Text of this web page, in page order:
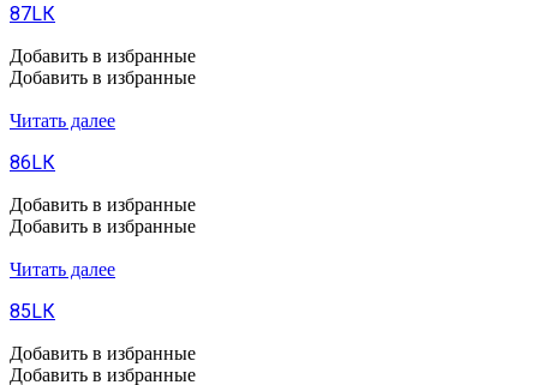
87LК
Добавить в избранные
Добавить в избранные
Читать далее
86LК
Добавить в избранные
Добавить в избранные
Читать далее
85LК
Добавить в избранные
Добавить в избранные